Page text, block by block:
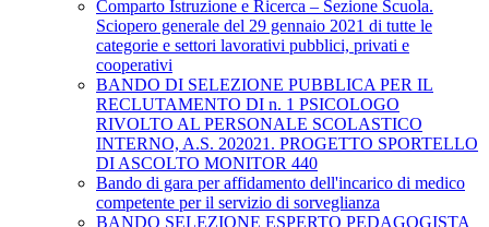
Comparto Istruzione e Ricerca – Sezione Scuola.
Sciopero generale del 29 gennaio 2021 di tutte le
categorie e settori lavorativi pubblici, privati e
cooperativi
BANDO DI SELEZIONE PUBBLICA PER IL
RECLUTAMENTO DI n. 1 PSICOLOGO
RIVOLTO AL PERSONALE SCOLASTICO
INTERNO, A.S. 202021. PROGETTO SPORTELLO
DI ASCOLTO MONITOR 440
Bando di gara per affidamento dell'incarico di medico
competente per il servizio di sorveglianza
BANDO SELEZIONE ESPERTO PEDAGOGISTA